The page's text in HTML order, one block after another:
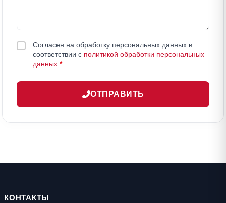
Согласен на обработку персональных данных в
соответствии с политикой обработки персональных
данных *
ОТПРАВИТЬ
КОНТАКТЫ